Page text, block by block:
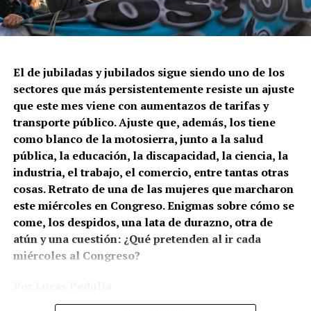
provincia de Chaco, y que tenía que alimentar a siete
varones y cinco mujeres. “Papá Noel nunca encontraba
tuviera la lámpara de Aladino no pediría tres deseos.
Sólo uno: disfrutar la infancia. Como no quiere que eso
le suceda a ninguno de sus siete nietos, Walter viene
todos los miércoles –67 años, boina negra, pin de
Malvinas, logo de Madres, chapita de River– a las
marchas de jubilados.
El de jubiladas y jubilados sigue siendo uno de los
sectores que más persistentemente resiste un ajuste
que este mes viene con aumentazos de tarifas y
transporte público. Ajuste que, además, los tiene
como blanco de la motosierra, junto a la salud
pública, la educación, la discapacidad, la ciencia, la
industria, el trabajo, el comercio, entre tantas otras
cosas. Retrato de una de las mujeres que marcharon
este miércoles en Congreso. Enigmas sobre cómo se
come, los despidos, una lata de durazno, otra de
atún y una cuestión: ¿Qué pretenden al ir cada
miércoles al Congreso?